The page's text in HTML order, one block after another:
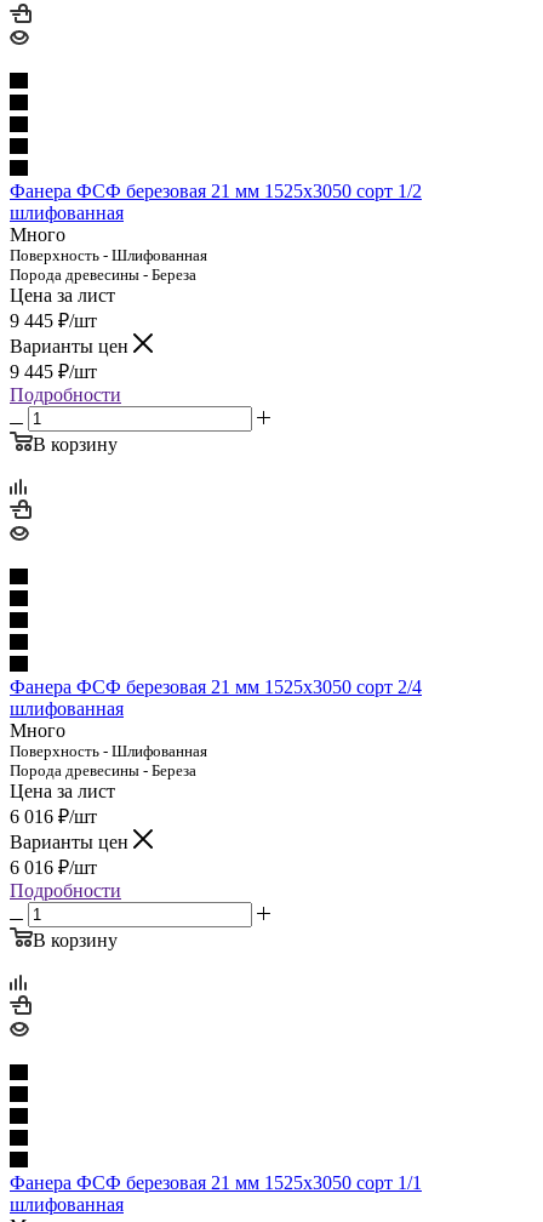
Фанера ФСФ березовая 21 мм 1525х3050 сорт 1/2
шлифованная
Много
Поверхность - Шлифованная
Порода древесины - Береза
Цена за лист
9 445 ₽/шт
Варианты цен
9 445 ₽/шт
Подробности
В корзину
Фанера ФСФ березовая 21 мм 1525х3050 сорт 2/4
шлифованная
Много
Поверхность - Шлифованная
Порода древесины - Береза
Цена за лист
6 016 ₽/шт
Варианты цен
6 016 ₽/шт
Подробности
В корзину
Фанера ФСФ березовая 21 мм 1525х3050 сорт 1/1
шлифованная